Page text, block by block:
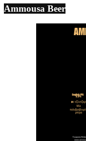
Ammousa Beer